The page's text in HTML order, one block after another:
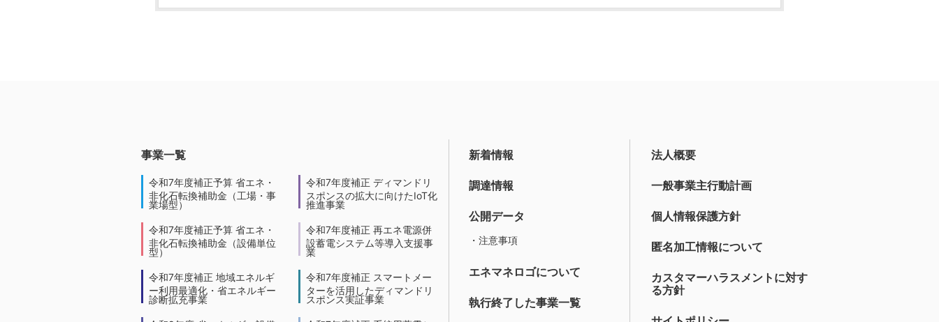
事業一覧
令和7年度補正予算 省エネ・
非化石転換補助金（工場・事
業場型）
令和7年度補正予算 省エネ・
非化石転換補助金（設備単位
型）
令和7年度補正 地域エネルギ
ー利用最適化・省エネルギー
診断拡充事業
令和7年度補正 ディマンドリ
スポンスの拡大に向けたIoT化
推進事業
令和7年度補正 再エネ電源併
設蓄電システム等導入支援事
業
令和7年度補正 スマートメー
ターを活用したディマンドリ
スポンス実証事業
新着情報
調達情報
公開データ
・注意事項
エネマネロゴについて
執行終了した事業一覧
法人概要
一般事業主行動計画
個人情報保護方針
匿名加工情報について
カスタマーハラスメントに対す
る方針